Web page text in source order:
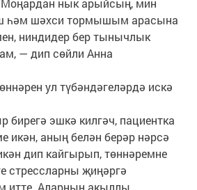
нык арыйсың, мин
һәм шәхси тормышым арасына
ниндидер бер тынычлык
— дип сөйли Анна
ул түбәндәгеләрдә искә
бирегә эшкә килгәч, пациентка
икән, аның белән берәр нәрсә
дип кайгырып, төннәремне
стрессларны җиңәргә
итте. Аларның акыллы